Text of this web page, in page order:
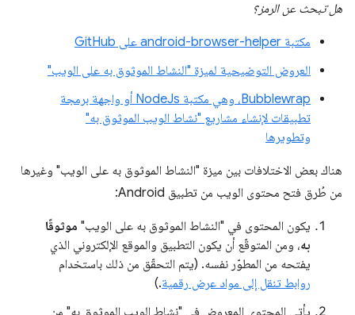
هل تبحث عن الرمز؟
مكتبة android-browser-helper على GitHub
العروض التوضيحية لميزة "النشاط الموثوق به على الويب"
Bubblewrap، وهي مكتبة NodeJs أو واجهة برمجة
تطبيقات لإنشاء مشاريع "نشاط الويب الموثوق به"
وتطويرها
هناك بعض الاختلافات بين ميزة "النشاط الموثوق به على الويب" وغيرها
من طُرق فتح محتوى الويب من تطبيق Android:
يكون المحتوى في "النشاط الموثوق به على الويب" موثوقًا
به، ومن المتوقّع أن يكون التطبيق والموقع الإلكتروني الذي
يفتحه من المطوّر نفسه. (يتم التحقّق من ذلك باستخدام
روابط تنقل إلى مواد عرض رقمية.)
يأتي المحتوى المعروض في "نشاط الويب الموثوق به" من